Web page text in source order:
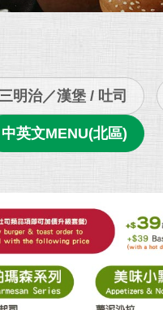
明治／漢堡 / 吐司
中英文MENU(北區)